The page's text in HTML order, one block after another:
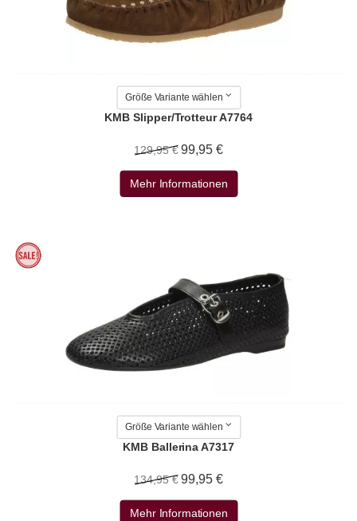
Größe Variante wählen
KMB Slipper/Trotteur A7764
129,95 € 99,95 €
Mehr Informationen
Größe Variante wählen
KMB Ballerina A7317
134,95 € 99,95 €
Mehr Informationen